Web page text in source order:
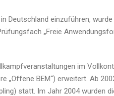
Deutschland einzuführen,
„Freie
im
„Offene BEM“) erweitert. Ab
statt. Im Jahr 2004 wurden